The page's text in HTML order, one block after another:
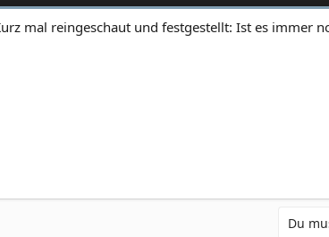
mal reingeschaut und festgestellt: Ist es immer
Du